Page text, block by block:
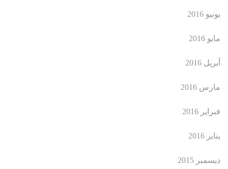
يونيو 2016
مايو 2016
أبريل 2016
مارس 2016
فبراير 2016
يناير 2016
ديسمبر 2015